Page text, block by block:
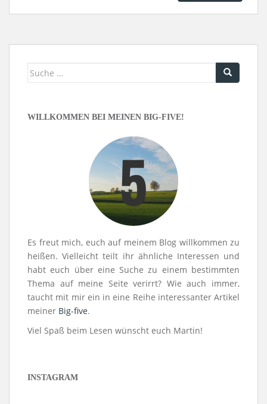
Suche
WILLKOMMEN BEI MEINEN BIG-FIVE!
Es freut mich, euch auf meinem Blog willkommen zu
heißen. Vielleicht teilt ihr ähnliche Interessen und
habt euch über eine Suche zu einem bestimmten
Thema auf meine Seite verirrt? Wie auch immer,
taucht mit mir ein in eine Reihe interessanter Artikel
meiner Big-five.
Viel Spaß beim Lesen wünscht euch Martin!
INSTAGRAM